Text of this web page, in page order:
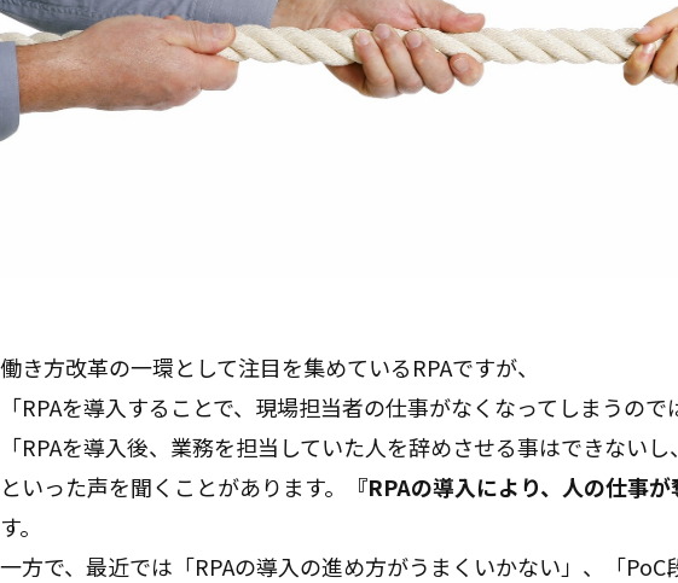
働き方改革の一環として注目を集めているRPAですが、
「RPAを導入することで、現場担当者の仕事がなくなってしまうので
「RPAを導入後、業務を担当していた人を辞めさせる事はできないし
といった声を聞くことがあります。
『RPAの導入により、人の仕事が
す。
一方で、最近では「RPAの導入の進め方がうまくいかない」、「PoC